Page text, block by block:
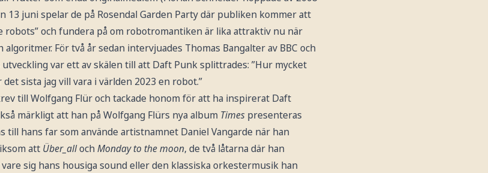
13 juni spelar de på Rosendal Garden Party där publiken kommer att
robots” och fundera på om robotromantiken är lika attraktiv nu när
För två år sedan intervjuades Thomas Bangalter av BBC och
var ett av skälen till att Daft Punk splittrades: ”Hur mycket
sista jag vill vara i världen 2023 en robot.”
till Wolfgang Flür och tackade honom för att ha inspirerat Daft
märkligt att han på Wolfgang Flürs nya album Times presenteras
till hans far som använde artistnamnet Daniel Vangarde när han
att Über_allochMonday to the moon, de två låtarna där han
sig hans housiga sound eller den klassiska orkestermusik han